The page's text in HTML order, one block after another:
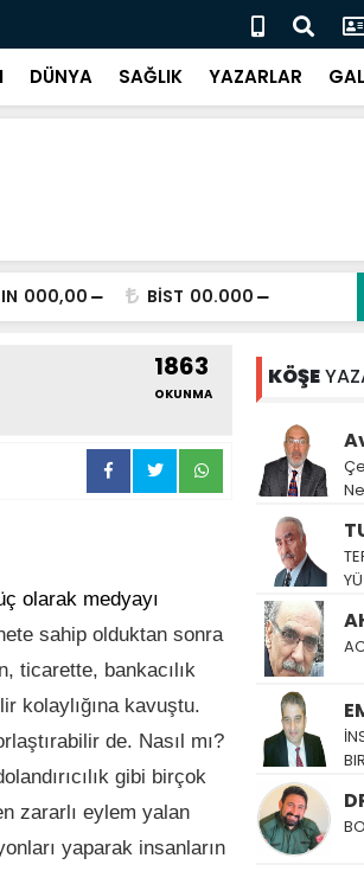
Haykır’dan
DÜNYA SAĞLIK YAZARLAR
000,00 BİST 00.000
1863
OKUNMA
olarak medyayı
sahip olduktan sonra
ticarette, bankacılık
kolaylığına kavuştu.
de. Nasıl mı?
gibi birçok
zararlı eylem yalan
yaparak insanların
KÖŞE